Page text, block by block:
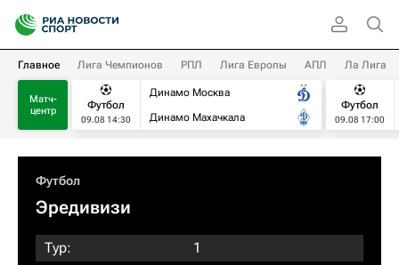
Главное Лига Чемпионов РПЛ Лига Европы АПЛ Ла Лига
Матч-
центр
Футбол
09.08 14:30
Динамо Москва
Динамо Махачкала
Футбол
09.08 17:00
Футбол
Эредивизи
Тур:
1